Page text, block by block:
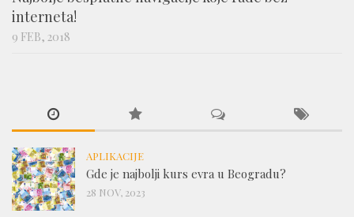
interneta!
9 FEB, 2018
APLIKACIJE
Gde je najbolji kurs evra u Beogradu?
28 NOV, 2023